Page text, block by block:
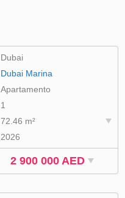
Dubai
Dubai Marina
Apartamento
1
72.46 m²
2026
2 900 000 AED